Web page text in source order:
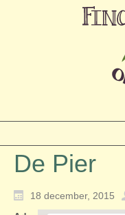
De Pier
18 december, 2015